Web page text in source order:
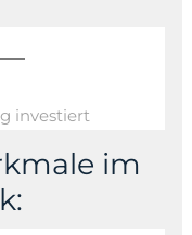
investiert
im